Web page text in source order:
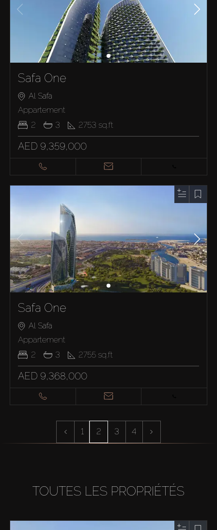
Safa One
Al Safa
Appartement
2
3 2753 sq.ft
AED 9,359,000
Safa One
Al Safa
Appartement
2
3 2755 sq.ft
AED 9,368,000
1 2 3 4
TOUTES LES PROPRIÉTÉS